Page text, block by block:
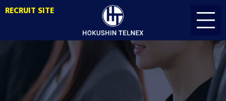
RECRUIT SITE